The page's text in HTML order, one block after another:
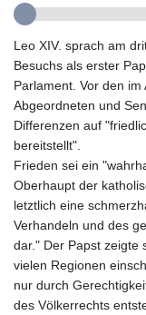
Leo XIV. sprach am
Besuchs als erster
Parlament. Vor den
Abgeordneten und
Differenzen auf
bereitstellt".
Frieden sei ein
Oberhaupt der
letztlich eine
Verhandeln und des
dar." Der Papst zeigte
vielen Regionen
nur durch
des Völkerrechts